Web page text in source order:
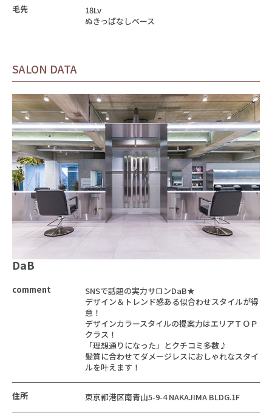
毛先
18Lv
ぬきっぱなしベース
SALON DATA
DaB
comment
SNSで話題の実力サロンDaB★
デザイン＆トレンド感ある似合わせスタイルが得
意！
デザインカラースタイルの提案力はエリアＴＯＰ
クラス！
「理想通りになった」とクチコミ多数♪
髪質に合わせてダメージレスにおしゃれなスタイ
ルを叶えます！
住所 東京都港区南青山5-9-4 NAKAJIMA BLDG.1F